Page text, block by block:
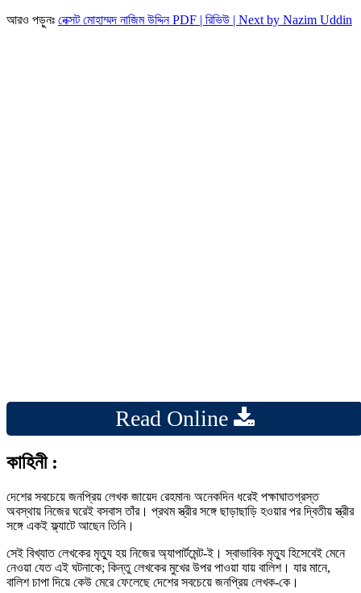
আরও পড়ুনঃ নেক্সট মোহাম্মদ নাজিম উদ্দিন PDF | রিভিউ | Next by Nazim Uddin
Read Online
কাহিনী :
দেশের সবচেয়ে জনপ্রিয় লেখক জায়েদ রেহমান৷ অনেকদিন ধরেই পক্ষাঘাতগ্রস্ত
অবস্থায় নিজের ঘরেই বসবাস তাঁর। প্রথম স্ত্রীর সঙ্গে ছাড়াছাড়ি হওয়ার পর দ্বিতীয় স্ত্রীর
সঙ্গে একই ফ্ল্যাটে আছেন তিনি।
সেই বিখ্যাত লেখকের মৃত্যু হয় নিজের অ্যাপার্টমেন্ট-ই। স্বাভাবিক মৃত্যু হিসেবেই মেনে
নেওয়া যেত এই ঘটনাকে; কিন্তু লেখকের মুখের উপর পাওয়া যায় বালিশ। যার মানে,
বালিশ চাপা দিয়ে কেউ মেরে ফেলেছে দেশের সবচেয়ে জনপ্রিয় লেখক-কে।